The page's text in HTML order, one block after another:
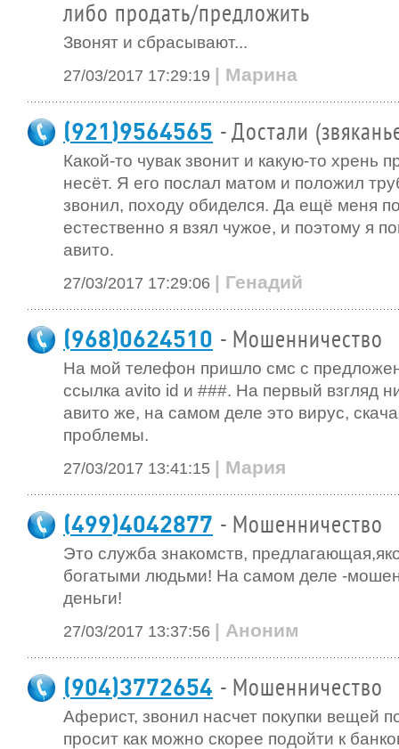
либо продать/предложить
Звонят и сбрасывают...
27/03/2017 17:29:19 | Марина
(921)9564565 - Достали
Какой-то чувак звонит и какую-то хрень
несёт. Я его послал матом и положил
звонил, походу обиделся. Да ещё меня
естественно я взял чужое, и поэтому я
авито.
27/03/2017 17:29:06 | Генадий
(968)0624510 - Мошенничество
На мой телефон пришло смс с
ссылка avito id и ###. На первый взгляд
авито же, на самом деле это вирус,
проблемы.
27/03/2017 13:41:15 | Мария
(499)4042877 - Мошенничество
Это служба знакомств,
богатыми людьми! На самом деле -
деньги!
27/03/2017 13:37:56 | Аноним
(904)3772654 - Мошенничество
Аферист, звонил насчет покупки вещей
просит как можно скорее подойти к